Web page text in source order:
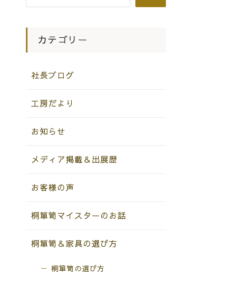
カテゴリー
社長ブログ
工房だより
お知らせ
メディア掲載＆出展歴
お客様の声
桐箪笥マイスターのお話
桐箪笥＆家具の選び方
桐箪笥の選び方